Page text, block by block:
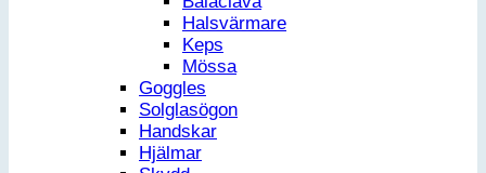
Halsvärmare
Keps
Mössa
Goggles
Solglasögon
Handskar
Hjälmar